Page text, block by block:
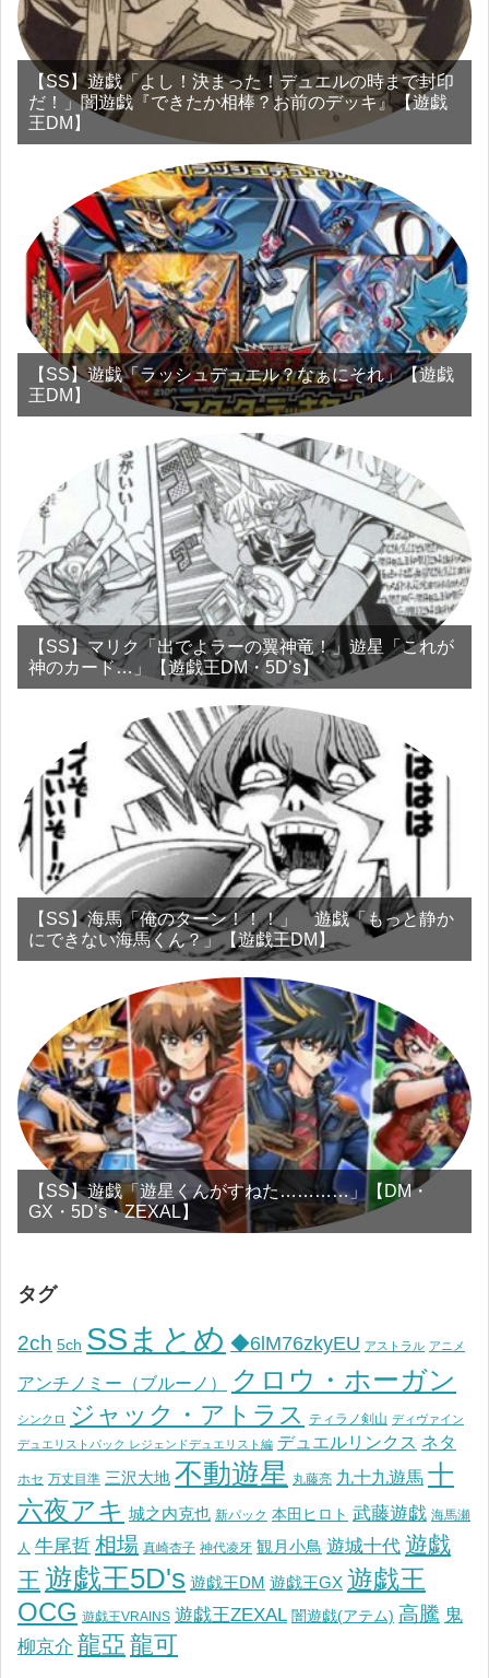
【SS】遊戯「よし！決まった！デュエルの時まで封印
だ！」闇遊戯『できたか相棒？お前のデッキ』【遊戯
王DM】
【SS】遊戯「ラッシュデュエル？なぁにそれ」【遊戯
王DM】
【SS】マリク「出でよラーの翼神竜！」遊星「これが
神のカード…」【遊戯王DM・5D’s】
【SS】海馬「俺のターン！！！」 遊戯「もっと静か
にできない海馬くん？」【遊戯王DM】
【SS】遊戯「遊星くんがすねた…………」【DM・
GX・5D’s・ZEXAL】
タグ
2ch 5ch SSまとめ ◆6lM76zkyEU アストラル アニメ
アンチノミー（ブルーノ） クロウ・ホーガン
シンクロ ジャック・アトラス ティラノ剣山 ディヴァイン
デュエリストパック レジェンドデュエリスト編 デュエルリンクス ネタ
ホセ 万丈目準 三沢大地 不動遊星 丸藤亮 九十九遊馬 十
六夜アキ 城之内克也 新パック 本田ヒロト 武藤遊戯 海馬瀬
人 牛尾哲 相場 真崎杏子 神代凌牙 観月小鳥 遊城十代 遊戯
王 遊戯王5D's 遊戯王DM 遊戯王GX 遊戯王
OCG 遊戯王VRAINS 遊戯王ZEXAL 闇遊戯(アテム) 高騰 鬼
柳京介 龍亞 龍可